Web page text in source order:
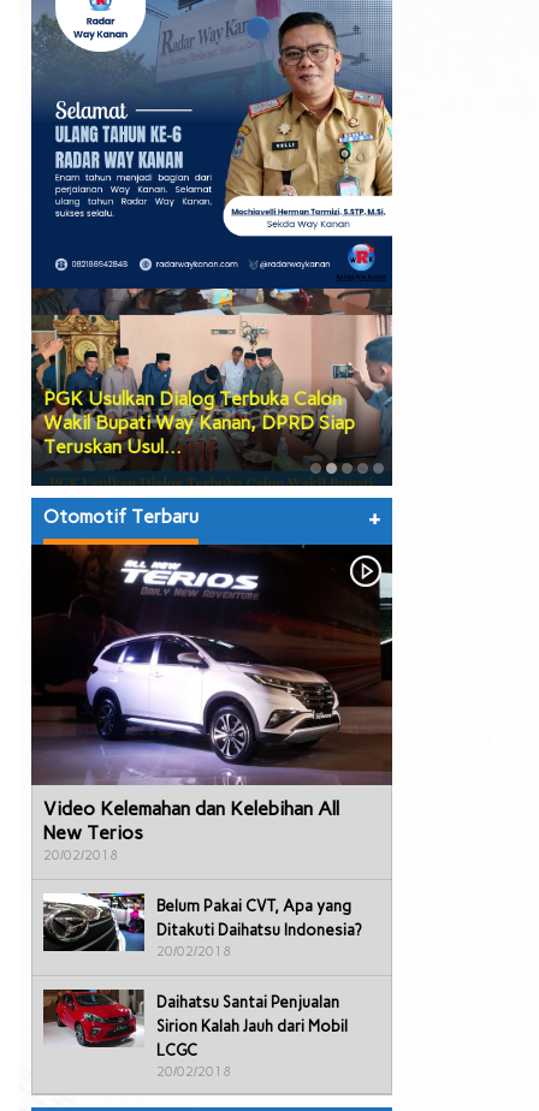
PGK Usulkan Dialog Terbuka Calon
Wakil Bupati Way Kanan, DPRD Siap
Teruskan Usul…
Otomotif Terbaru +
Video Kelemahan dan Kelebihan All
New Terios
20/02/2018
Belum Pakai CVT, Apa yang
Ditakuti Daihatsu Indonesia?
20/02/2018
Daihatsu Santai Penjualan
Sirion Kalah Jauh dari Mobil
LCGC
20/02/2018